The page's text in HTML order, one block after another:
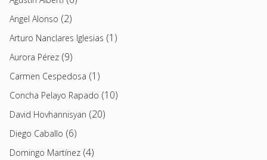
Angel Alonso (2)
Arturo Nanclares Iglesias (1)
Aurora Pérez (9)
Carmen Cespedosa (1)
Concha Pelayo Rapado (10)
David Hovhannisyan (20)
Diego Caballo (6)
Domingo Martínez (4)